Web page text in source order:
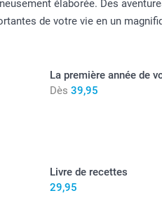
élaborée. Des
de votre vie en un
La première année de
Dès 39,95
Livre de recettes
29,95